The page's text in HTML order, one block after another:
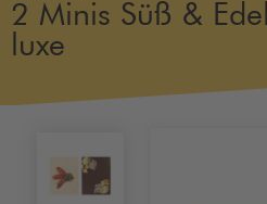
2 Minis Süß &
luxe